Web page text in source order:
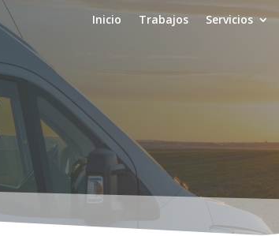
Inicio Trabajos Servicios